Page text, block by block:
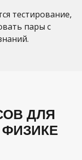
тестирование,
пары с
ДЛЯ